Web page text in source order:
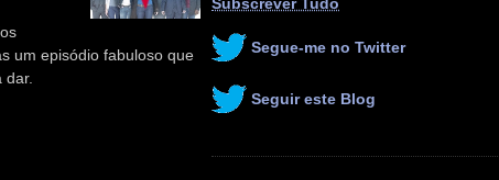
um episódio fabuloso que
Segue-me no Twitter
Seguir este Blog